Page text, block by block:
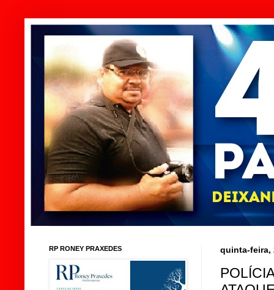
quinta-feira,
RP RONEY PRAXEDES